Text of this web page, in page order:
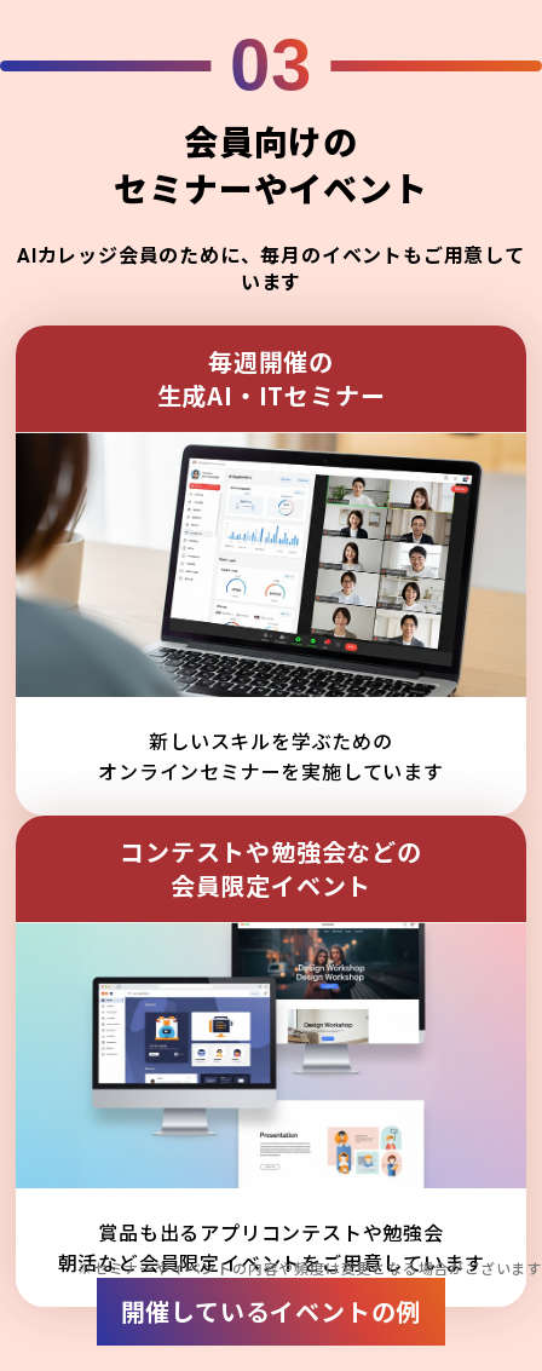
03
会員向けの
セミナーやイベント
AIカレッジ会員のために、毎月のイベントもご用意して
います
毎週開催の
生成AI・ITセミナー
新しいスキルを学ぶための
オンラインセミナーを実施しています
コンテストや勉強会などの
会員限定イベント
賞品も出るアプリコンテストや勉強会
朝活など会員限定イベントをご用意しています
※セミナーやイベントの内容や頻度は変更となる場合がございます
開催しているイベントの例